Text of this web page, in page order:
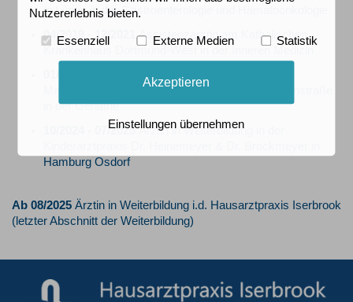
in Lünen in der Gastroenterologie und Hämatoonkologie
04/2019 - 12/2021Assistenzärztin am Katholischen
Assistenzärztin am
Marienkrankenhaus Schwerte, Standort Schützenstraße
in der Geriatrie
10/2024 - 07/2025Ärztin in Weiterbildung in der
Hamburg Osdorf
Ab 08/2025 Ärztin in Weiterbildung i.d. Hausarztpraxis Iserbrook
(letzter Abschnitt der Weiterbildung)
Nutzererlebnis bieten.
Essenziell Externe Medien Statistik
Akzeptieren
Einstellungen übernehmen